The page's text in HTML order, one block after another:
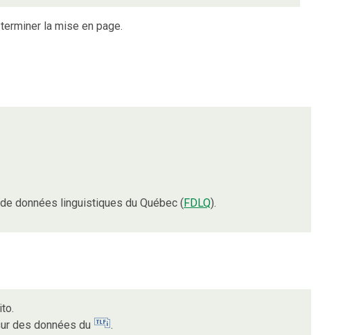
la mise en page.
données linguistiques du Québec (FDLQ).
des données du
.